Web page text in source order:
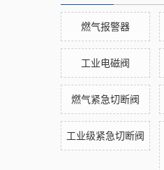
燃气报警器
工业电磁阀
燃气紧急切断阀
工业级紧急切断阀